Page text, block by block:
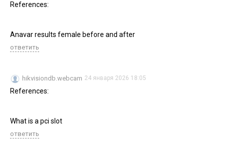
References:
Anavar results female before and after
ответить
hikvisiondb.webcam 24 января 2026 18:05
References:
What is a pci slot
ответить